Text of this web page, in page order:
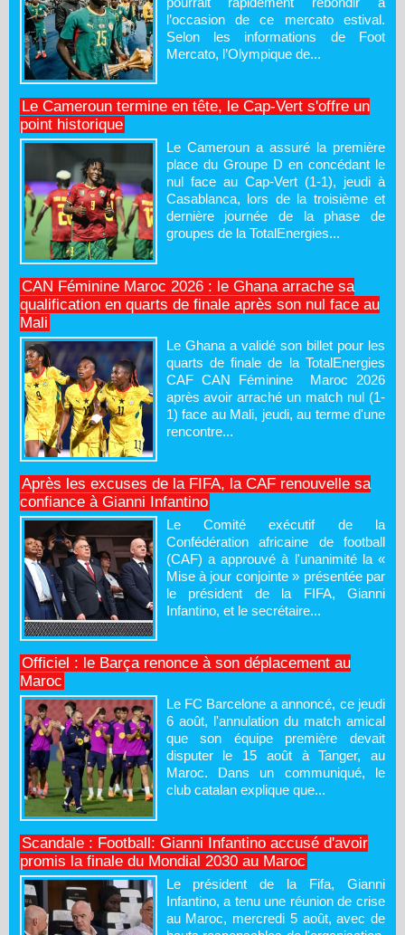
l’occasion de ce mercato estival.
Selon les informations de Foot
Mercato, l’Olympique de...
Le Cameroun termine en tête, le Cap-Vert s'offre un
point historique
Le Cameroun a assuré la première
place du Groupe D en concédant le
nul face au Cap-Vert (1-1), jeudi à
Casablanca, lors de la troisième et
dernière journée de la phase de
groupes de la TotalEnergies...
CAN Féminine Maroc 2026 : le Ghana arrache sa
qualification en quarts de finale après son nul face au
Mali
Le Ghana a validé son billet pour les
quarts de finale de la TotalEnergies
CAF CAN Féminine Maroc 2026
après avoir arraché un match nul (1-
1) face au Mali, jeudi, au terme d'une
rencontre...
Après les excuses de la FIFA, la CAF renouvelle sa
confiance à Gianni Infantino
Le Comité exécutif de la
Confédération africaine de football
(CAF) a approuvé à l'unanimité la «
Mise à jour conjointe » présentée par
le président de la FIFA, Gianni
Infantino, et le secrétaire...
Officiel : le Barça renonce à son déplacement au
Maroc
Le FC Barcelone a annoncé, ce jeudi
6 août, l'annulation du match amical
que son équipe première devait
disputer le 15 août à Tanger, au
Maroc. Dans un communiqué, le
club catalan explique que...
Scandale : Football: Gianni Infantino accusé d'avoir
promis la finale du Mondial 2030 au Maroc
Le président de la Fifa, Gianni
Infantino, a tenu une réunion de crise
au Maroc, mercredi 5 août, avec de